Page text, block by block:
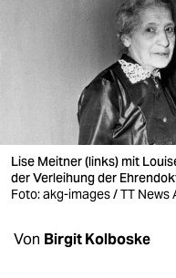
veranstaltungen
shop
fragen & hilfe
Lise Meitner (links) mit
der Verleihung der
Foto: akg-images / TT News
Von Birgit Kolboske